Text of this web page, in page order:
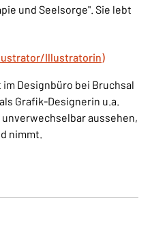
und Seelsorge". Sie lebt
Illustratorin)
Designbüro bei Bruchsal
Grafik-Designerin u.a.
aussehen,
nimmt.